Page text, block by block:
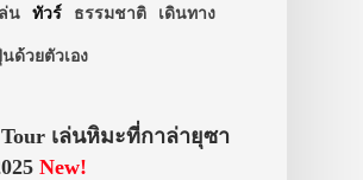
น ทัวร์ ธรรมชาติ เดินทาง
ด้วยตัวเอง
Tour เล่นหิมะที่กาล่ายุซา
New!